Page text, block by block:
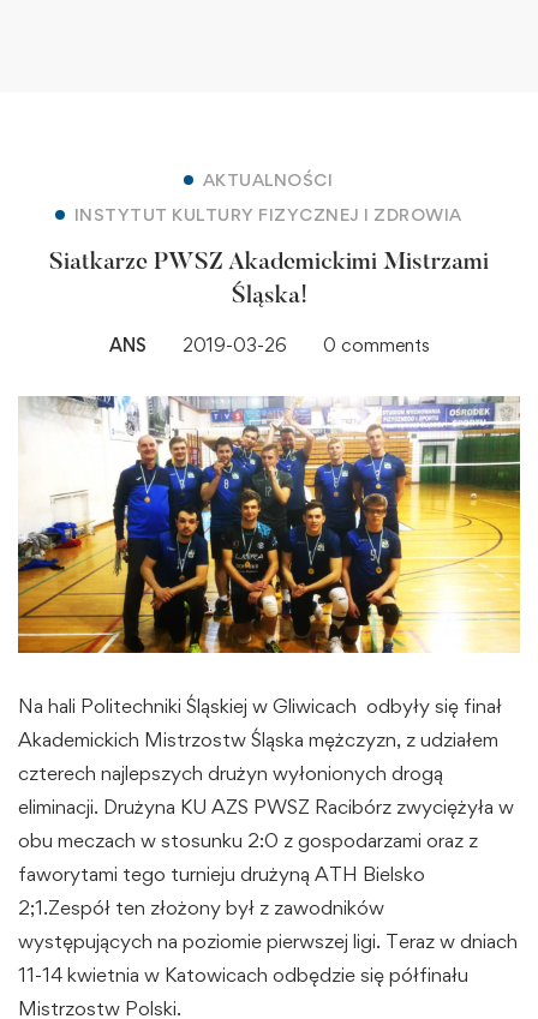
AKTUALNOŚCI
INSTYTUT KULTURY FIZYCZNEJ I ZDROWIA
Siatkarze PWSZ Akademickimi Mistrzami
Śląska!
ANS 2019-03-26 0 comments
Na hali Politechniki Śląskiej w Gliwicach odbyły się finał
Akademickich Mistrzostw Śląska mężczyzn, z udziałem
czterech najlepszych drużyn wyłonionych drogą
eliminacji. Drużyna KU AZS PWSZ Racibórz zwyciężyła w
obu meczach w stosunku 2:0 z gospodarzami oraz z
faworytami tego turnieju drużyną ATH Bielsko
2;1.Zespół ten złożony był z zawodników
występujących na poziomie pierwszej ligi. Teraz w dniach
11-14 kwietnia w Katowicach odbędzie się półfinału
Mistrzostw Polski.